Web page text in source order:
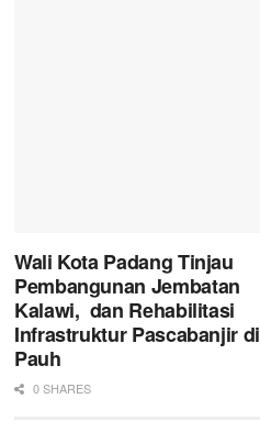
Wali Kota Padang Tinjau
Pembangunan Jembatan
Kalawi, dan Rehabilitasi
Infrastruktur Pascabanjir di
Pauh
0 SHARES